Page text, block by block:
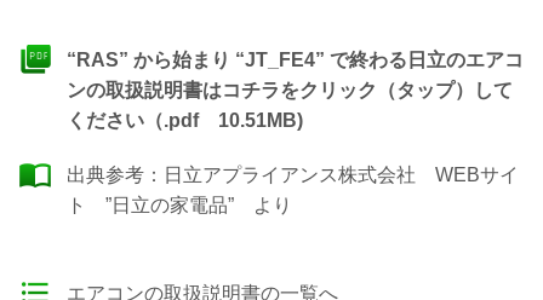
“RAS” から始まり “JT_FE4” で終わる日立のエアコ
ンの取扱説明書はコチラをクリック（タップ）して
ください（.pdf 10.51MB)
出典参考： 日立アプライアンス株式会社 WEBサイ
ト ”日立の家電品” より
エアコンの取扱説明書の一覧へ